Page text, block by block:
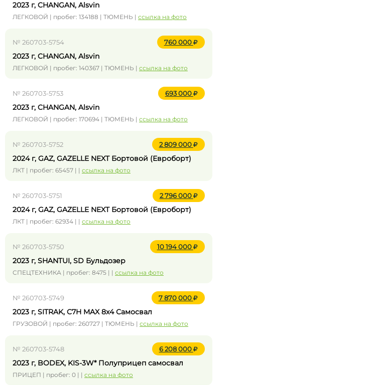
2023 г, CHANGAN, Alsvin
ЛЕГКОВОЙ | пробег: 134188 | ТЮМЕНЬ | ссылка на фото
№ 260703-5754 760 000
2023 г, CHANGAN, Alsvin
ЛЕГКОВОЙ | пробег: 140367 | ТЮМЕНЬ | ссылка на фото
№ 260703-5753 693 000
2023 г, CHANGAN, Alsvin
ЛЕГКОВОЙ | пробег: 170694 | ТЮМЕНЬ | ссылка на фото
№ 260703-5752 2 809 000
2024 г, GAZ, GAZELLE NEXT Бортовой (Евроборт)
ЛКТ | пробег: 65457 | | ссылка на фото
№ 260703-5751 2 796 000
2024 г, GAZ, GAZELLE NEXT Бортовой (Евроборт)
ЛКТ | пробег: 62934 | | ссылка на фото
№ 260703-5750 10 194 000
2023 г, SHANTUI, SD Бульдозер
СПЕЦТЕХНИКА | пробег: 8475 | | ссылка на фото
№ 260703-5749 7 870 000
2023 г, SITRAK, C7H MAX 8x4 Самосвал
ГРУЗОВОЙ | пробег: 260727 | ТЮМЕНЬ | ссылка на фото
№ 260703-5748 6 208 000
2023 г, BODEX, KIS-3W* Полуприцеп самосвал
ПРИЦЕП | пробег: 0 | | ссылка на фото